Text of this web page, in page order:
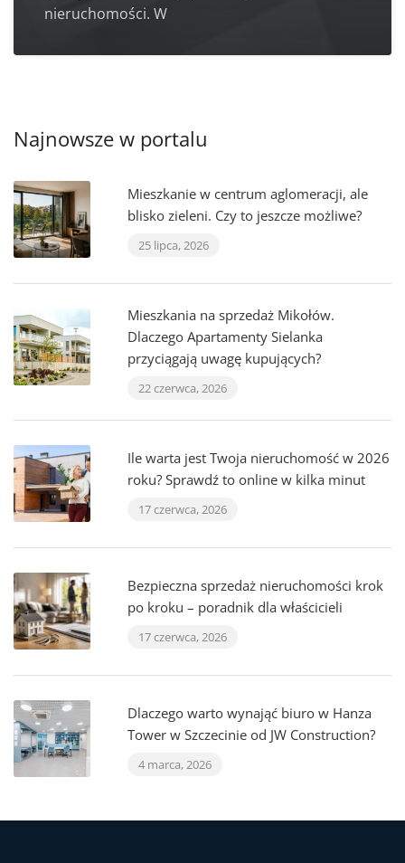
nieruchomości. W
Najnowsze w portalu
Mieszkanie w centrum aglomeracji, ale
blisko zieleni. Czy to jeszcze możliwe?
25 lipca, 2026
Mieszkania na sprzedaż Mikołów.
Dlaczego Apartamenty Sielanka
przyciągają uwagę kupujących?
22 czerwca, 2026
Ile warta jest Twoja nieruchomość w 2026
roku? Sprawdź to online w kilka minut
17 czerwca, 2026
Bezpieczna sprzedaż nieruchomości krok
po kroku – poradnik dla właścicieli
17 czerwca, 2026
Dlaczego warto wynająć biuro w Hanza
Tower w Szczecinie od JW Construction?
4 marca, 2026